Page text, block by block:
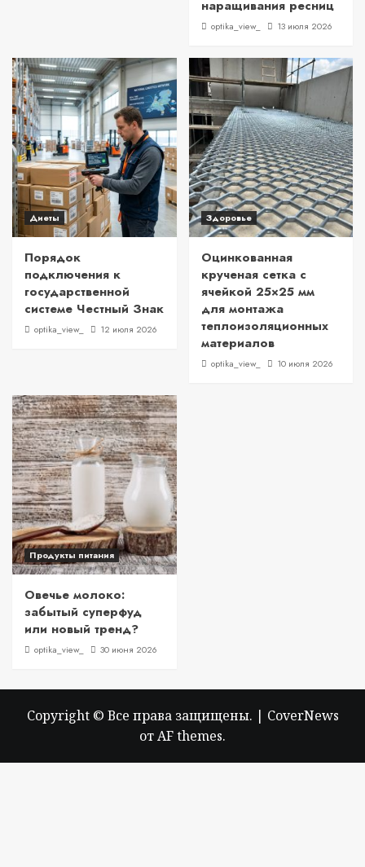
наращивания ресниц
optika_view_ 13 июля 2026
Диеты
Порядок
подключения к
государственной
системе Честный Знак
optika_view_ 12 июля 2026
Здоровье
Оцинкованная
крученая сетка с
ячейкой 25×25 мм
для монтажа
теплоизоляционных
материалов
optika_view_ 10 июля 2026
Продукты питания
Овечье молоко:
забытый суперфуд
или новый тренд?
optika_view_ 30 июня 2026
Copyright © Все права защищены. | CoverNews
от AF themes.